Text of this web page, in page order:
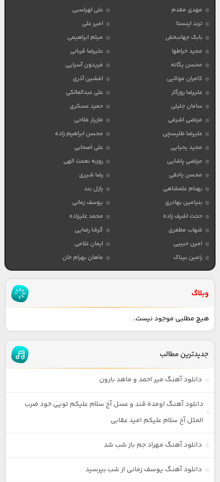
مهدی مقدم
علی لهراسبی
ترند اینستا
امیر علی
بابک جهانبخش
میثم ابراهیمی
مجید خراطها
علیرضا قربانی
محسن یگانه
فریدون آسرایی
کامران مولایی
افشین آذری
علیرضا روزگار
علی عبدالمالکی
سامان جلیلی
حمید عسکری
مرتضی اشرفی
مازیار فلاحی
علیرضا طلیسچی
محسن ابراهیم زاده
مجید یحیایی
علی اصحابی
مرتضی پاشایی
روزبه نعمت الهی
محسن یاحقی
رضا شیری
بهنام علمشاهی
پازل بند
بنیامین بهادری
یوسف زمانی
حجت اشرف زاده
محمد علیزاده
شهاب مظفری
گرشا رضایی
امین حبیبی
ایمان غلامی
رامین بیباک
ماهان بهرام خان
وبلاگ
هیچ مطلبی موجود نیست.
جدیدترین مطالب
دانلود آهنگ میر احمد و ماهد بارون
دانلود آهنگ اومده قند و عسل آخ سلام علیکم تویی خود ضرب
المثل آخ سلام علیکم امید عقابی
دانلود آهنگ مهراد جم باز شب شد
دانلود آهنگ یوسف زمانی از شب بپرسید